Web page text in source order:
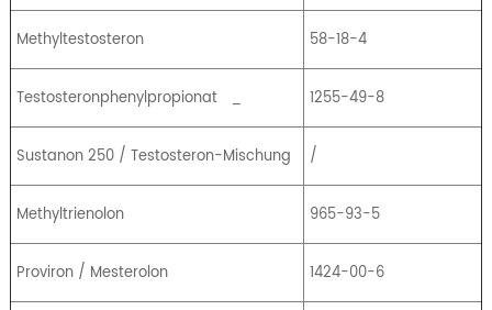
Methyltestosteron 58-18-4
Testosteronphenylpropionat _ 1255-49-8
Sustanon 250 / Testosteron-Mischung /
Methyltrienolon 965-93-5
Proviron / Mesterolon 1424-00-6